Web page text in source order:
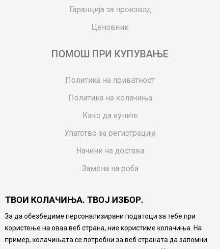
Гаранција за производ
Ценовник
ПОМОШ ПРИ КУПУВАЊЕ
Политика на приватност
Политика на колачиња
Како да купите
Упатство за регистрација
Начини на достава
Замена на роба
Ваучери
Product Finder
FAQs
ТВОИ КОЛАЧИЊА. ТВОЈ ИЗБОР.
За да обезбедиме персонализирани податоци за тебе при
користење на оваа веб страна, ние користиме колачиња. На
пример, колачињата се потребни за веб страната да запомни